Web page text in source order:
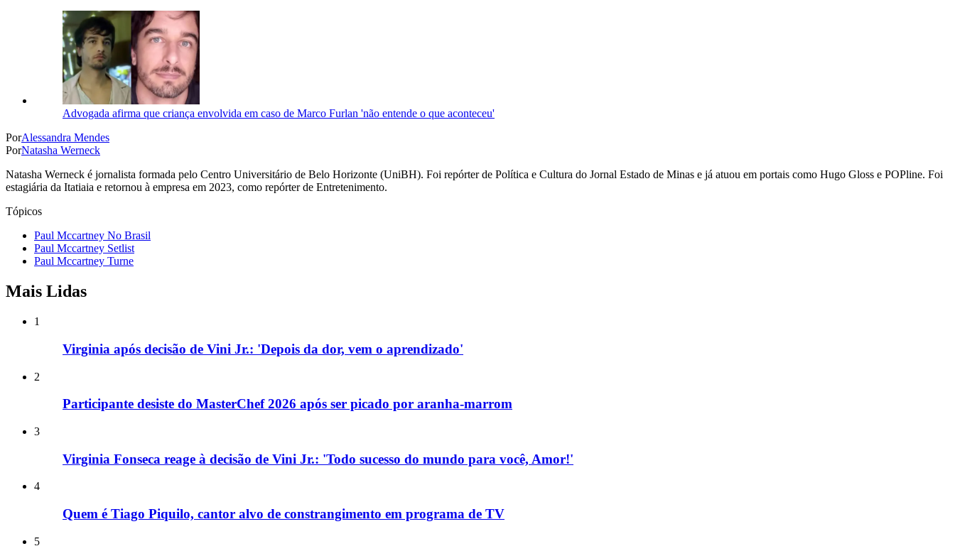
Advogada afirma que criança envolvida em caso de Marco Furlan 'não entende o que aconteceu'
PorAlessandra Mendes
PorNatasha Werneck
Natasha Werneck é jornalista formada pelo Centro Universitário de Belo Horizonte (UniBH). Foi repórter de Política e Cultura do Jornal Estado de Minas e já atuou em portais como Hugo Gloss e POPline. Foi
estagiária da Itatiaia e retornou à empresa em 2023, como repórter de Entretenimento.
Tópicos
Paul Mccartney No Brasil
Paul Mccartney Setlist
Paul Mccartney Turne
Mais Lidas
1
Virginia após decisão de Vini Jr.: 'Depois da dor, vem o aprendizado'
2
Participante desiste do MasterChef 2026 após ser picado por aranha-marrom
3
Virginia Fonseca reage à decisão de Vini Jr.: 'Todo sucesso do mundo para você, Amor!'
4
Quem é Tiago Piquilo, cantor alvo de constrangimento em programa de TV
5